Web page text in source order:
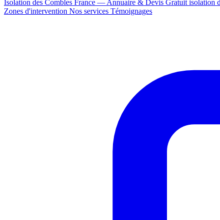
Isolation des Combles France — Annuaire & Devis Gratuit isolation
Zones d'intervention Nos services Témoignages